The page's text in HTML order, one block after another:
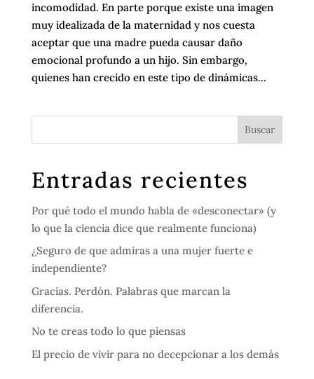
incomodidad. En parte porque existe una imagen
muy idealizada de la maternidad y nos cuesta
aceptar que una madre pueda causar daño
emocional profundo a un hijo. Sin embargo,
quienes han crecido en este tipo de dinámicas...
Entradas recientes
Por qué todo el mundo habla de «desconectar» (y
lo que la ciencia dice que realmente funciona)
¿Seguro de que admiras a una mujer fuerte e
independiente?
Gracias. Perdón. Palabras que marcan la
diferencia.
No te creas todo lo que piensas
El precio de vivir para no decepcionar a los demás